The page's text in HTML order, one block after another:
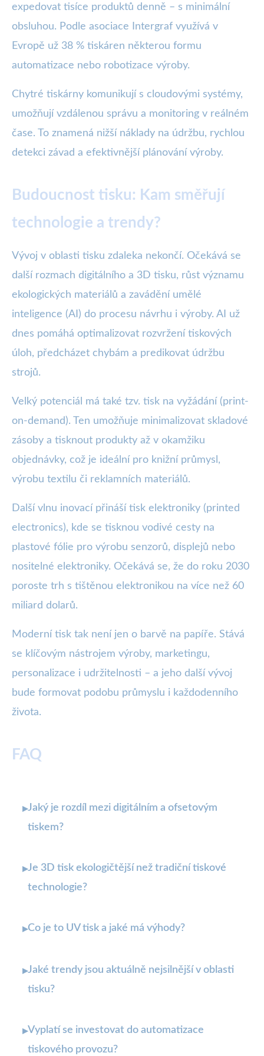
expedovat tisíce produktů denně – s minimální
obsluhou. Podle asociace Intergraf využívá v
Evropě už 38 % tiskáren některou formu
automatizace nebo robotizace výroby.
Chytré tiskárny komunikují s cloudovými systémy,
umožňují vzdálenou správu a monitoring v reálném
čase. To znamená nižší náklady na údržbu, rychlou
detekci závad a efektivnější plánování výroby.
Budoucnost tisku: Kam směřují
technologie a trendy?
Vývoj v oblasti tisku zdaleka nekončí. Očekává se
další rozmach digitálního a 3D tisku, růst významu
ekologických materiálů a zavádění umělé
inteligence (AI) do procesu návrhu i výroby. AI už
dnes pomáhá optimalizovat rozvržení tiskových
úloh, předcházet chybám a predikovat údržbu
strojů.
Velký potenciál má také tzv. tisk na vyžádání (print-
on-demand). Ten umožňuje minimalizovat skladové
zásoby a tisknout produkty až v okamžiku
objednávky, což je ideální pro knižní průmysl,
výrobu textilu či reklamních materiálů.
Další vlnu inovací přináší tisk elektroniky (printed
electronics), kde se tisknou vodivé cesty na
plastové fólie pro výrobu senzorů, displejů nebo
nositelné elektroniky. Očekává se, že do roku 2030
poroste trh s tištěnou elektronikou na více než 60
miliard dolarů.
Moderní tisk tak není jen o barvě na papíře. Stává
se klíčovým nástrojem výroby, marketingu,
personalizace i udržitelnosti – a jeho další vývoj
bude formovat podobu průmyslu i každodenního
života.
FAQ
▸Jaký je rozdíl mezi digitálním a ofsetovým
tiskem?
▸Je 3D tisk ekologičtější než tradiční tiskové
technologie?
▸Co je to UV tisk a jaké má výhody?
▸Jaké trendy jsou aktuálně nejsilnější v oblasti
tisku?
▸Vyplatí se investovat do automatizace
tiskového provozu?